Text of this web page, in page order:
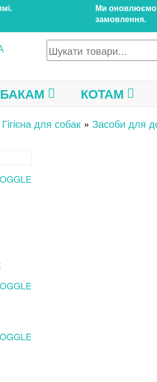
Ми оновлюємо
замовлення.
КОТАМ
Гігієна для собак » Засоби для